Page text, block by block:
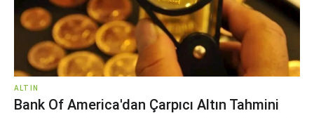
ALTIN
Bank Of America'dan Çarpıcı Altın Tahmini